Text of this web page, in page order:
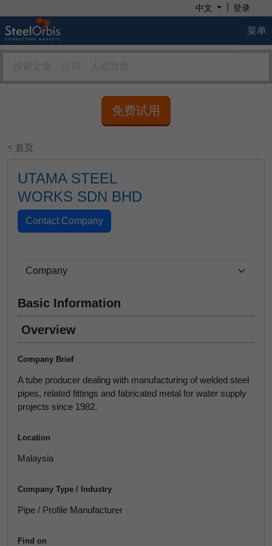
中文 | 登录
菜单
免费试用
< 首页
UTAMA STEEL
WORKS SDN BHD
Basic Information
Overview
Company Brief
A tube producer dealing with manufacturing of welded steel
pipes, related fittings and fabricated metal for water supply
projects since 1982.
Location
Malaysia
Company Type / Industry
Pipe / Profile Manufacturer
Find on